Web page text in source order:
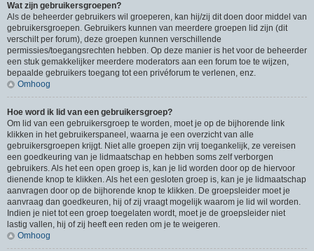
Wat zijn gebruikersgroepen?
Als de beheerder gebruikers wil groeperen, kan hij/zij dit doen door middel van
gebruikersgroepen. Gebruikers kunnen van meerdere groepen lid zijn (dit
verschilt per forum), deze groepen kunnen verschillende
permissies/toegangsrechten hebben. Op deze manier is het voor de beheerder
een stuk gemakkelijker meerdere moderators aan een forum toe te wijzen,
bepaalde gebruikers toegang tot een privéforum te verlenen, enz.
Omhoog
Hoe word ik lid van een gebruikersgroep?
Om lid van een gebruikersgroep te worden, moet je op de bijhorende link
klikken in het gebruikerspaneel, waarna je een overzicht van alle
gebruikersgroepen krijgt. Niet alle groepen zijn vrij toegankelijk, ze vereisen
een goedkeuring van je lidmaatschap en hebben soms zelf verborgen
gebruikers. Als het een open groep is, kan je lid worden door op de hiervoor
dienende knop te klikken. Als het een gesloten groep is, kan je je lidmaatschap
aanvragen door op de bijhorende knop te klikken. De groepsleider moet je
aanvraag dan goedkeuren, hij of zij vraagt mogelijk waarom je lid wil worden.
Indien je niet tot een groep toegelaten wordt, moet je de groepsleider niet
lastig vallen, hij of zij heeft een reden om je te weigeren.
Omhoog